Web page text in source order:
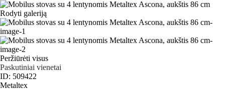
Rodyti galeriją
Peržiūrėti visus
Paskutiniai vienetai
ID: 509422
Metaltex